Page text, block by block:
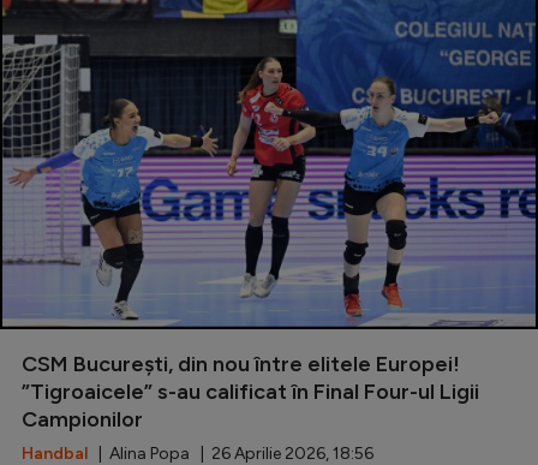
CSM București, din nou între elitele Europei!
”Tigroaicele” s-au calificat în Final Four-ul Ligii
Campionilor
Handbal | Alina Popa | 26 Aprilie 2026, 18:56